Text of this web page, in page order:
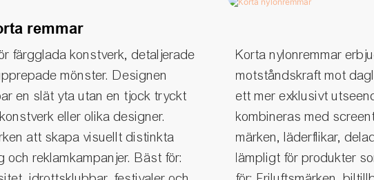
remmar
färgglada konstverk, detaljerade
mönster. Designen
en slät yta utan en tjock tryckt
eller olika designer.
att skapa visuellt distinkta
och reklamkampanjer. Bäst för:
Korta nylonremmar
motståndskraft mot
ett mer exklusivt
kombineras med
märken, läderflikar,
lämpligt för produkter